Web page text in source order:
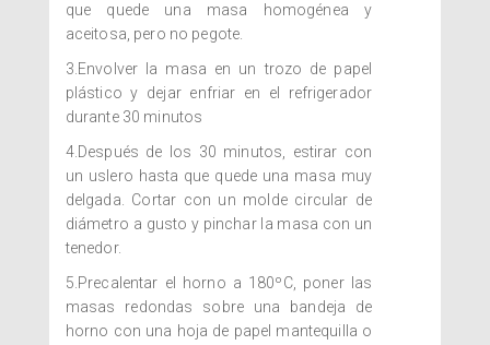
que quede una masa homogénea y
aceitosa, pero no pegote.
3.Envolver la masa en un trozo de papel
plástico y dejar enfriar en el refrigerador
durante 30 minutos
4.Después de los 30 minutos, estirar con
un uslero hasta que quede una masa muy
delgada. Cortar con un molde circular de
diámetro a gusto y pinchar la masa con un
tenedor.
5.Precalentar el horno a 180ºC, poner las
masas redondas sobre una bandeja de
horno con una hoja de papel mantequilla o